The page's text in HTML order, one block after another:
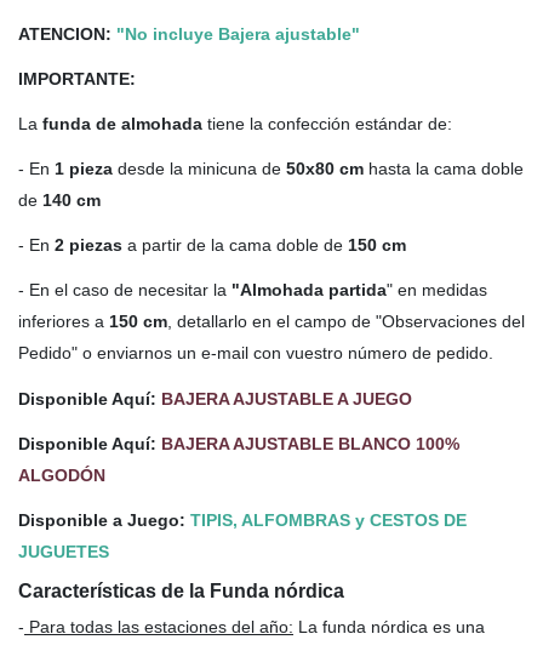
ATENCION: "No incluye Bajera ajustable"
IMPORTANTE:
La funda de almohada tiene la confección estándar de:
- En 1 pieza desde la minicuna de 50x80 cm hasta la cama doble
de 140 cm
- En 2 piezas a partir de la cama doble de 150 cm
- En el caso de necesitar la "Almohada partida" en medidas
inferiores a 150 cm, detallarlo en el campo de "Observaciones del
Pedido" o enviarnos un e-mail con vuestro número de pedido.
Disponible Aquí: BAJERA AJUSTABLE A JUEGO
Disponible Aquí: BAJERA AJUSTABLE BLANCO 100%
ALGODÓN
Disponible a Juego: TIPIS, ALFOMBRAS y CESTOS DE
JUGUETES
Características de la Funda nórdica
- Para todas las estaciones del año: La funda nórdica es una